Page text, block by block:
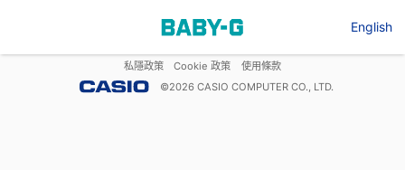
English
私隱政策 Cookie 政策
使用條款
©2026 CASIO COMPUTER CO., LTD.